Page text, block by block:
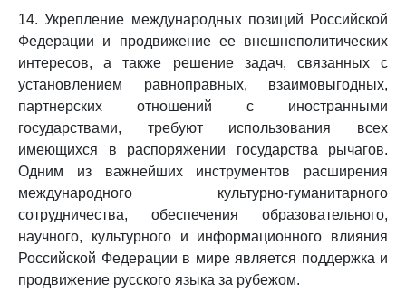
14. Укрепление международных позиций Российской
Федерации и продвижение ее внешнеполитических
интересов, а также решение задач, связанных с
установлением равноправных, взаимовыгодных,
партнерских отношений с иностранными
государствами, требуют использования всех
имеющихся в распоряжении государства рычагов.
Одним из важнейших инструментов расширения
международного культурно-гуманитарного
сотрудничества, обеспечения образовательного,
научного, культурного и информационного влияния
Российской Федерации в мире является поддержка и
продвижение русского языка за рубежом.